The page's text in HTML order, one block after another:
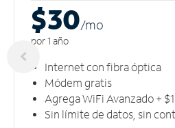
$30/mo
por 1 año
Internet con fibra óptica
Módem gratis
Agrega WiFi Avanzado +
Sin límite de datos, sin